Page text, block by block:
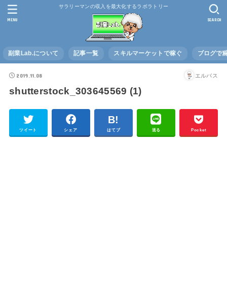
サラリーマンの収入を最大化するラボラトリー
副業Lab.について 記事一覧 スキルマーケットで稼ぐ ブログで
SEARCH
MENU
2019.11.08 エルバス
shutterstock_303645569 (1)
ツイート シェア はてブ 送る Pocket